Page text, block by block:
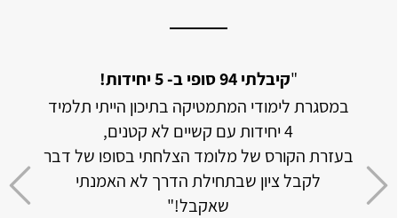
"קיבלתי 94 סופי ב- 5 יחידות!
במסגרת לימודי המתמטיקה בתיכון הייתי תלמיד
4 יחידות עם קשיים לא קטנים,
בעזרת הקורס של מלומד הצלחתי בסופו של דבר
לקבל ציון שבתחילת הדרך לא האמנתי
שאקבל!"